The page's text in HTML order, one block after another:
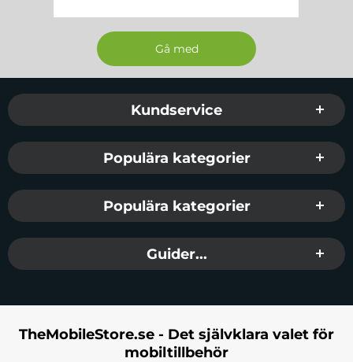
Sidfot Blandad info och länkar
Kundservice
Populära kategorier
Populära kategorier
Guider...
TheMobileStore.se - Det självklara valet för
mobiltillbehör